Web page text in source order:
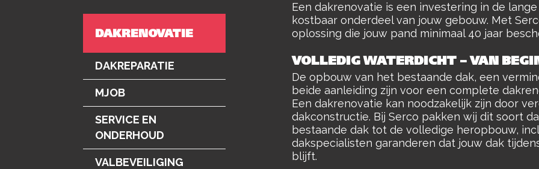
DAKRENOVATIE
DAKREPARATIE
MJOB
SERVICE EN
ONDERHOUD
VALBEVEILIGING
Een dakrenovatie is een investering in de
kostbaar onderdeel van jouw gebouw. Met
oplossing die jouw pand minimaal 40 jaar
VOLLEDIG WATERDICHT – VAN
De opbouw van het bestaande dak, een
beide aanleiding zijn voor een complete
Een dakrenovatie kan noodzakelijk zijn door
dakconstructie. Bij Serco pakken wij dit soort
bestaande dak tot de volledige heropbouw,
dakspecialisten garanderen dat jouw dak
blijft.